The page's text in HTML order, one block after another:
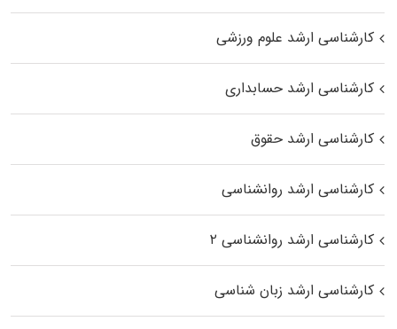
کارشناسی ارشد علوم ورزشی
کارشناسی ارشد حسابداری
کارشناسی ارشد حقوق
کارشناسی ارشد روانشناسی
کارشناسی ارشد روانشناسی ۲
کارشناسی ارشد زبان شناسی